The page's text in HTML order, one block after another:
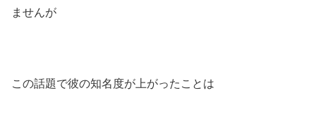
ませんが
この話題で彼の知名度が上がったことは